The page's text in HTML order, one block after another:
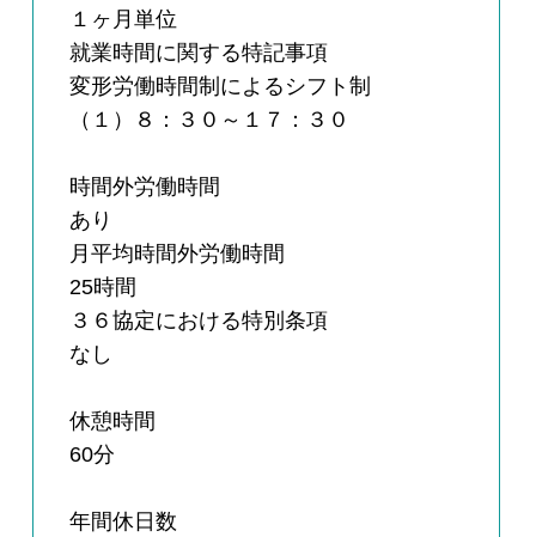
１ヶ月単位
就業時間に関する特記事項
変形労働時間制によるシフト制
（１）８：３０～１７：３０
時間外労働時間
あり
月平均時間外労働時間
25時間
３６協定における特別条項
なし
休憩時間
60分
年間休日数